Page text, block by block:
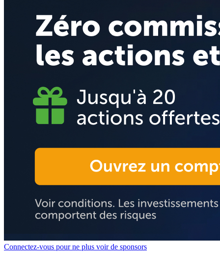
Connectez-vous pour ne plus voir de sponsors